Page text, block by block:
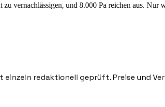
zu vernachlässigen, und 8.000 Pa reichen aus.
redaktionell geprüft. Preise und